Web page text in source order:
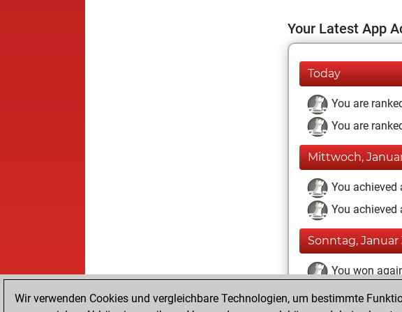
Your Latest App
Today
You are
You are
Mittwoch,
You achieved
You achieved
Sonntag, Januar
You won
Samstag, Januar
Wir verwenden Cookies und vergleichbare Technologien, um bestimmte